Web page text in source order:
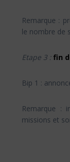
Remarque :
le nombre de
Etape 3 : fin
Bip 1 :
Remarque :
missions et